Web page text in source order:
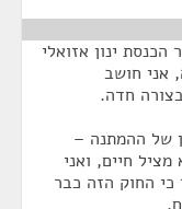
הכנסת ינון אזואלי
אני חושב
חדה.
של ההמתנה –
חיים, ואני
כי החוק הזה כבר